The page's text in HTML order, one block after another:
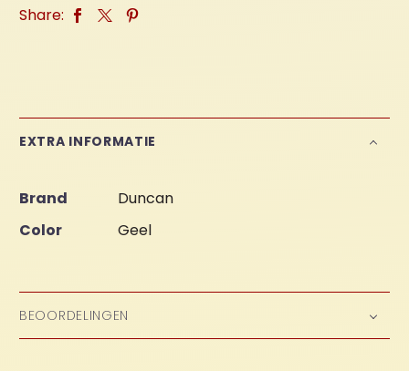
Share:
EXTRA INFORMATIE
Brand
Duncan
Color
Geel
BEOORDELINGEN